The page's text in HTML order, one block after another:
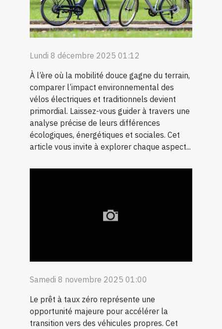
Lundi 8 décembre 2025 01:12
À l’ère où la mobilité douce gagne du terrain,
comparer l’impact environnemental des
vélos électriques et traditionnels devient
primordial. Laissez-vous guider à travers une
analyse précise de leurs différences
écologiques, énergétiques et sociales. Cet
article vous invite à explorer chaque aspect...
Samedi 8 novembre 2025 01:00
Le prêt à taux zéro représente une
opportunité majeure pour accélérer la
transition vers des véhicules propres. Cet